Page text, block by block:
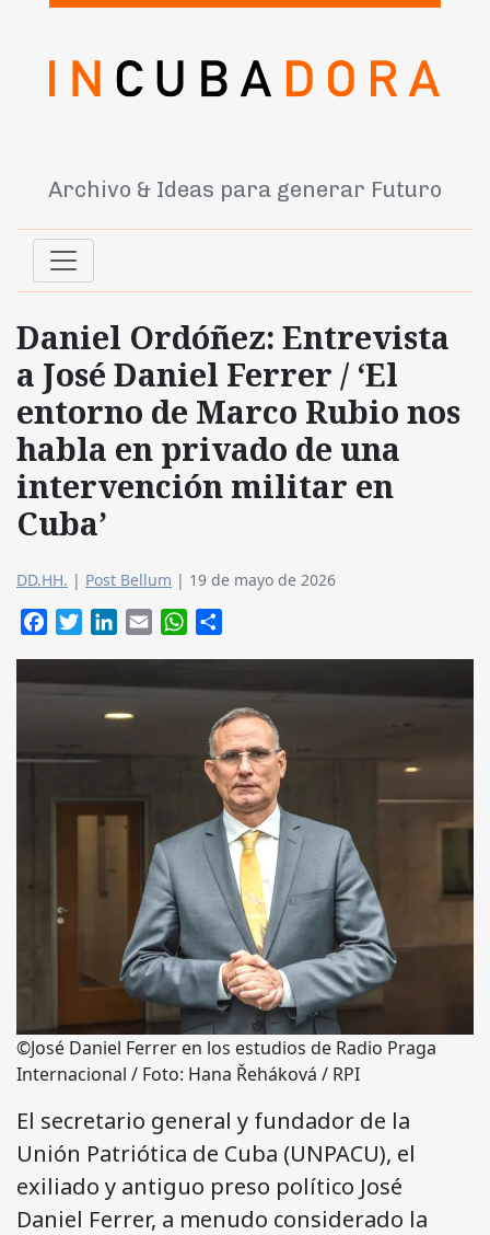
Archivo & Ideas para generar Futuro
Daniel Ordóñez: Entrevista
a José Daniel Ferrer / ‘El
entorno de Marco Rubio nos
habla en privado de una
intervención militar en
Cuba’
DD.HH. | Post Bellum | 19 de mayo de 2026
FacebookTwitterLinkedIn
Email WhatsApp
©José Daniel Ferrer en los estudios de Radio Praga
Internacional / Foto: Hana Řeháková / RPI
El secretario general y fundador de la
Unión Patriótica de Cuba (UNPACU), el
exiliado y antiguo preso político José
Daniel Ferrer, a menudo considerado la